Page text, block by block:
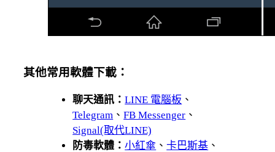
其他常用軟體下載：
聊天通訊：LINE 電腦板 、
Telegram 、FB Messenger 、
Signal(取代LINE)
防毒軟體：小紅傘 、卡巴斯基 、